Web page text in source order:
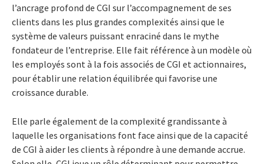
l’ancrage profond de CGI sur l’accompagnement de ses
clients dans les plus grandes complexités ainsi que le
système de valeurs puissant enraciné dans le mythe
fondateur de l’entreprise. Elle fait référence à un modèle où
les employés sont à la fois associés de CGI et actionnaires,
pour établir une relation équilibrée qui favorise une
croissance durable.
Elle parle également de la complexité grandissante à
laquelle les organisations font face ainsi que de la capacité
de CGI à aider les clients à répondre à une demande accrue.